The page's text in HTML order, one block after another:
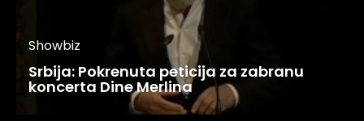
Showbiz
Srbija: Pokrenuta peticija za zabranu
koncerta Dine Merlina